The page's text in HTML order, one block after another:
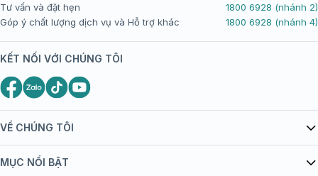
VỀ CHÚNG TÔI
Giới thiệu Tiêm Chủng FPT Long Châu
MỤC NỔI BẬT
Tư vấn và đặt hẹn
1800 6928 (nhánh 2)
Góp ý chất lượng dịch vụ và Hỗ trợ khác
1800 6928 (nhánh 4)
KẾT NỐI VỚI CHÚNG TÔI